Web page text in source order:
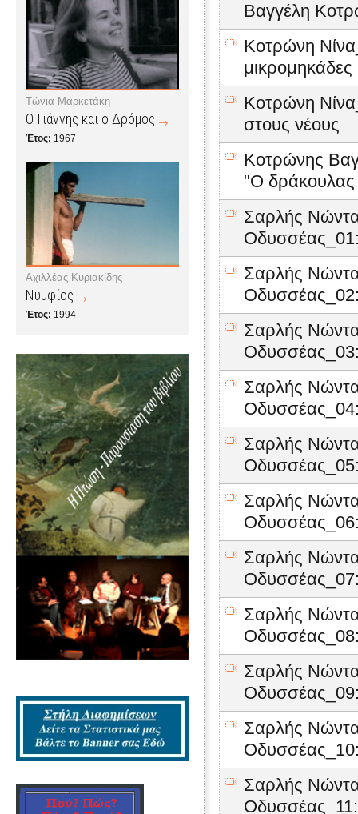
Τώνια Μαρκετάκη
Ο Γιάννης και ο Δρόμος
Έτος: 1967
Αχιλλέας Κυριακίδης
Νυμφίος
Έτος: 1994
Βαγγέλη
Κοτρώνη
μικρομηκάδες
Κοτρώνη
στους νέους
Κοτρώνης
"Ο
Σαρλής
Σαρλής
Σαρλής
Σαρλής
Σαρλής
Σαρλής
Σαρλής
Σαρλής
Σαρλής
Σαρλής
Σαρλής